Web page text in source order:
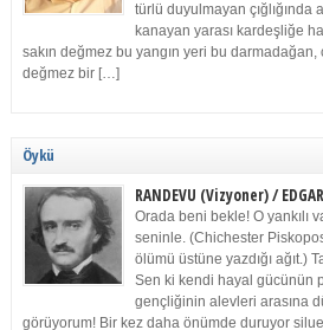
türlü duyulmayan
kanayan yarası kardeşliğe
sakın değmez bu yangın yeri bu
değmez bir […]
Öykü
RANDEVU (Vizyoner) /
Orada beni bekle! O yankılı
seninle. (Chichester
ölümü üstüne yazdığı ağıt.)
Sen ki kendi hayal gücünün
gençliğinin alevleri arasına
görüyorum! Bir kez daha önümde duruyor